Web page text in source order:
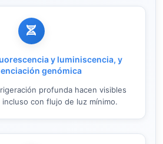
y luminiscencia, y
genómica
profunda hacen visibles
con flujo de luz mínimo.